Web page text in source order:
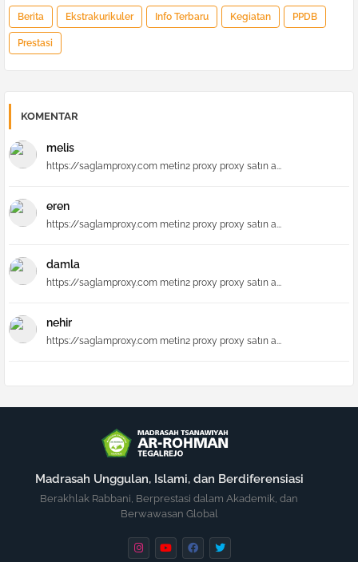
Berita Ekstrakurikuler Info Terbaru Kegiatan PPDB
Prestasi
KOMENTAR
melis
https://saglamproxy.com metin2 proxy proxy satın a...
eren
https://saglamproxy.com metin2 proxy proxy satın a...
damla
https://saglamproxy.com metin2 proxy proxy satın a...
nehir
https://saglamproxy.com metin2 proxy proxy satın a...
Madrasah Unggulan, Islami, dan Berdiferensiasi
Berakhlak Rabbani, Berprestasi dalam Akademik, dan
Berwawasan Global